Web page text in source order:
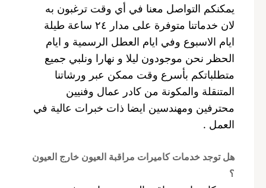
يمكنكم التواصل معنا في أي وقت ترغبون به
لان خدماتنا متوفرة على مدار ٢٤ ساعة طيلة
ايام الاسبوع وفي ايام العطل الرسمية و ايام
الحظر نحن موجودون ليلا و نهارا ونلبي جميع
متطلباتكم بأسرع وقت ممكن عبر ورشاتنا
المتنقلة والمكونة من كادر عمال وفنيين
محترفين ومهندسين ايضا ذات خبرات عالية في
العمل .
هل توجد خدمات كاميرات مراقبة العيون خارج العيون
؟